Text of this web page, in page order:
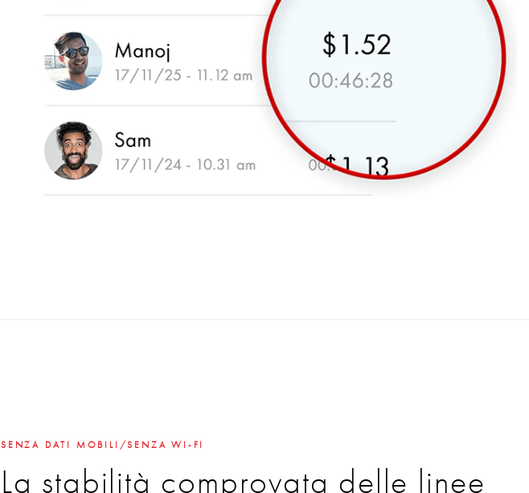
SENZA DATI MOBILI/SENZA WI-FI
La stabilità comprovata delle linee